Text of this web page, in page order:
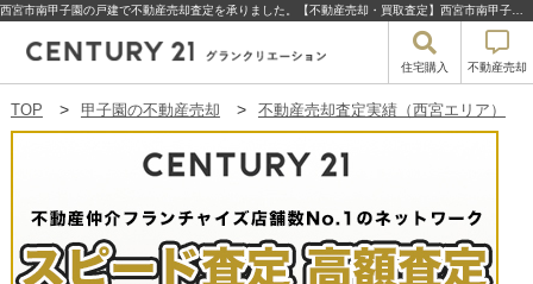
住宅購入 不動産売却
TOP 甲子園の不動産売却 不動産売却査定実績（西宮エリア）